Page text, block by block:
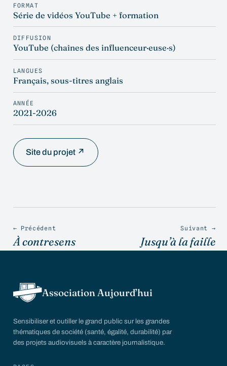
FORMAT
Série de vidéos YouTube + formation
DIFFUSION
YouTube (chaînes des influenceur·euse·s)
LANGUES
Français, sous-titres anglais
ANNÉE
2021-2026
Site du projet ↗
← Précédent
À contresens
Suivant →
Jusqu’à la faille
Association Aujourd’hui
Sensibiliser et outiller le grand public sur les grandes
thématiques de société (santé, égalité, durabilité) par
des projets audiovisuels à caractère journalistique.